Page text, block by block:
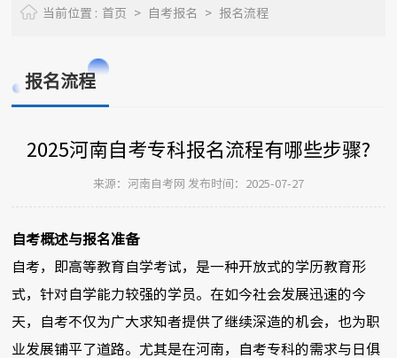
当前位置 : 首页 > 自考报名 > 报名流程
报名流程
2025河南自考专科报名流程有哪些步骤?
来源：河南自考网 发布时间：2025-07-27
自考概述与报名准备
自考，即高等教育自学考试，是一种开放式的学历教育形
式，针对自学能力较强的学员。在如今社会发展迅速的今
天，自考不仅为广大求知者提供了继续深造的机会，也为职
业发展铺平了道路。尤其是在河南，自考专科的需求与日俱